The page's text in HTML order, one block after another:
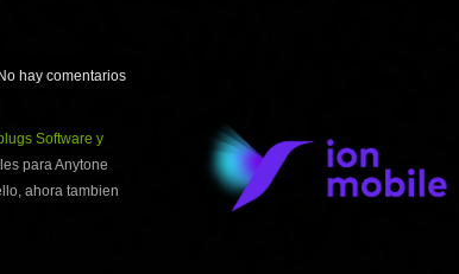
No hay comentarios
Software y
para Anytone
ahora tambien